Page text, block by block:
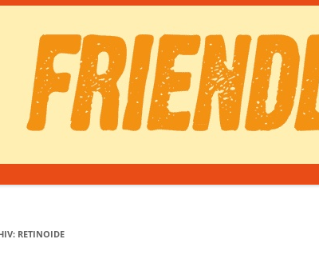
RETINOIDE